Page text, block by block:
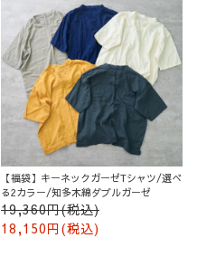
【福袋】キーネックガーゼTシャツ/選べ
る2カラー/知多木綿ダブルガーゼ
19,360円(税込)
18,150円(税込)